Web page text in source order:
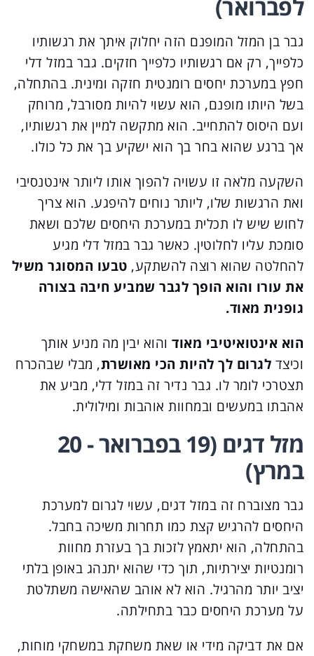
לפברואר)
גבר בן המזל המופנם הזה יחלוק איתך את רגשותיו
כלפייך, רק אם רגשותיו כלפייך חזקים. גבר במזל דלי
חפץ במערכת יחסים רומנטית חזקה ומינית. בהתחלה,
בשל היותו מופנם, הוא עשוי להיות מסורבל, מרוחק
ועם היסוס להתחייב. הוא מתקשה למיין את רגשותיו,
אך ברגע שהוא בחר בך הוא ישקיע בך את כל כולו.
השקעה מלאה זו עשויה להפוך אותו ליותר אינטנסיבי
ואת הרגשות שלו, ליותר נוחים להיפגע. הוא צריך
לחוש שיש לו תכלית במערכת היחסים שלכם ושאת
סומכת עליו לחלוטין. כאשר גבר במזל דלי מגיע
להחלטה שהוא רוצה להשתקע, טבעו המסוגר משיל
את עורו והוא הופך לגבר שמביע חיבה בצורה
גופנית מאוד.
הוא אינטואיטיבי מאוד והוא יבין מה מניע אותך
וכיצד לגרום לך להיות הכי מאושרת, מבלי שבהכרח
תצטרכי לומר לו. גבר נדיר זה במזל דלי, מביע את
אהבתו במעשים ובמחוות אוהבות ומילולית.
מזל דגים (19 בפברואר - 20
במרץ)
גבר מצוברח זה במזל דגים, עשוי לגרום למערכת
היחסים להרגיש קצת כמו תחרות משיכה בחבל.
בהתחלה, הוא יתאמץ לזכות בך בעזרת מחוות
רומנטיות יצירתיות, תוך כדי שהוא יתנהג באופן בלתי
יציב יותר מהרגיל. הוא לא אוהב שהאישה משתלטת
על מערכת היחסים כבר בתחילתה.
אם את דביקה מידי או שאת משחקת במשחקי מוחות,